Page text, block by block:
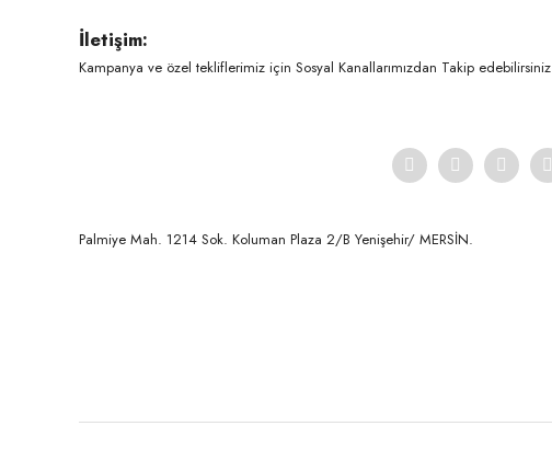
Ürün açıklamasında eksik bilgiler bulunuyor.
Ürün bilgilerinde hatalar bulunuyor.
İletişim:
Kampanya ve özel tekliflerimiz için Sosyal Kanallarımızdan Takip edebilirsiniz
Palmiye Mah. 1214 Sok. Koluman Plaza 2/B Yenişehir/ MERSİN.ㅤㅤㅤㅤㅤㅤㅤㅤㅤㅤㅤㅤㅤㅤㅤㅤㅤㅤㅤㅤㅤㅤㅤㅤㅤㅤㅤㅤㅤㅤㅤㅤㅤㅤㅤ ㅤㅤㅤㅤㅤㅤㅤㅤㅤㅤ